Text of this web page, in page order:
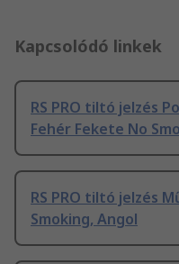
Kapcsolódó linkek
RS PRO tiltó jelzés
Fehér Fekete No
RS PRO tiltó jelzés
Smoking, Angol